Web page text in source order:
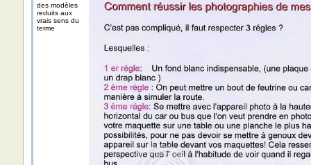
des modèles
reduits aux
vrais sens du
terme